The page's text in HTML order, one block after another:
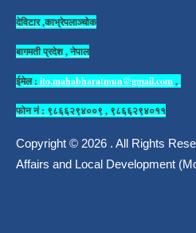
देविटार ,काभ्रेपलाञ्चोक
बागमती प्रदेश , नेपाल
ईमेल : ito.mahabharatmun@gmail.com,
फोन नं : ९८६६२९४००९ , ९८६६२९४०११
Copyright © 2026 . All Rights
Affairs and Local Development